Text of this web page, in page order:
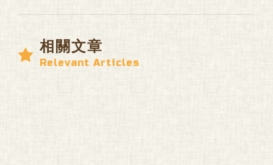
相關文章
Relevant Articles